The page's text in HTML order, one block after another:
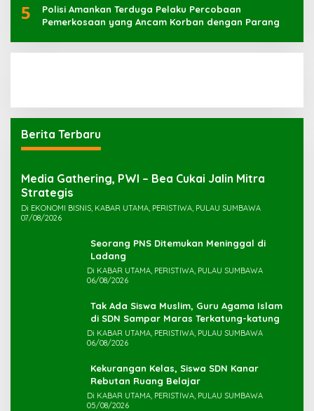
5
Polisi Amankan Terduga Pelaku Percobaan
Pemerkosaan yang Ancam Korban dengan Parang
Berita Terbaru
Media Gathering, PWI – Bea Cukai Jalin Mitra
Strategis
Di EKONOMI BISNIS, KABAR UTAMA, PERISTIWA, PULAU SUMBAWA
07/08/2026
Seorang PNS Ditemukan Meninggal di
Ladang
Di KABAR UTAMA, PERISTIWA, PULAU SUMBAWA
06/08/2026
Tak Ada Siswa Muslim, Guru Agama Islam
di SDN Sampar Maras Terkatung-katung ‎
Di KABAR UTAMA, PERISTIWA, PULAU SUMBAWA
06/08/2026
Kekurangan Kelas, Siswa SDN Kanar
Rebutan Ruang Belajar
Di KABAR UTAMA, PERISTIWA, PULAU SUMBAWA
05/08/2026